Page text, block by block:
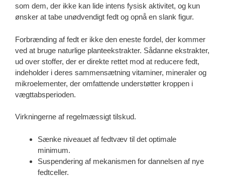
som dem, der ikke kan lide intens fysisk aktivitet, og kun
ønsker at tabe unødvendigt fedt og opnå en slank figur.
Forbrænding af fedt er ikke den eneste fordel, der kommer
ved at bruge naturlige planteekstrakter. Sådanne ekstrakter,
ud over stoffer, der er direkte rettet mod at reducere fedt,
indeholder i deres sammensætning vitaminer, mineraler og
mikroelementer, der omfattende understøtter kroppen i
vægttabsperioden.
Virkningerne af regelmæssigt tilskud.
Sænke niveauet af fedtvæv til det optimale
minimum.
Suspendering af mekanismen for dannelsen af ​​nye
fedtceller.